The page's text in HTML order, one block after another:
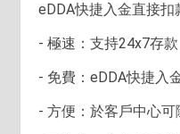
eDDA快捷入金直接
- 極速：支持24x7存款
- 免費：eDDA快捷入
- 方便：於客戶中心